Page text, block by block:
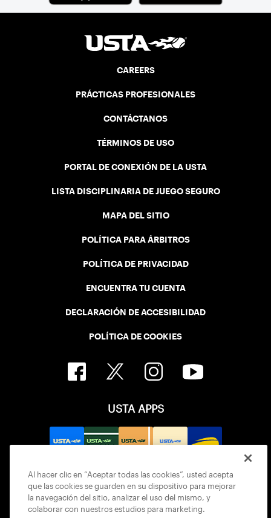
CAREERS
PRÁCTICAS PROFESIONALES
CONTÁCTANOS
TÉRMINOS DE USO
PORTAL DE CONEXIÓN DE LA USTA
LISTA DISCIPLINARIA DE JUEGO SEGURO
MAPA DEL SITIO
POLÍTICA PARA ÁRBITROS
POLÍTICA DE PRIVACIDAD
ENCUENTRA TU CUENTA
DECLARACIÓN DE ACCESIBILIDAD
POLÍTICA DE COOKIES
USTA APPS
Al hacer clic en “Aceptar todas las cookies”, usted acepta
que las cookies se guarden en su dispositivo para mejorar
la navegación del sitio, analizar el uso del mismo, y
colaborar con nuestros estudios para marketing.